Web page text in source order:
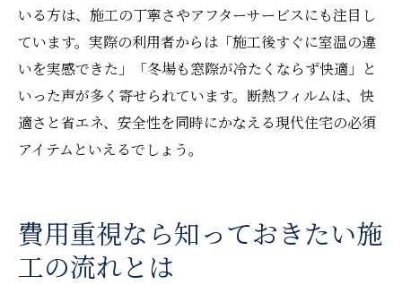
いる方は、施工の丁寧さやアフターサービスにも注目し
ています。実際の利用者からは「施工後すぐに室温の違
いを実感できた」「冬場も窓際が冷たくならず快適」と
いった声が多く寄せられています。断熱フィルムは、快
適さと省エネ、安全性を同時にかなえる現代住宅の必須
アイテムといえるでしょう。
費用重視なら知っておきたい施
工の流れとは